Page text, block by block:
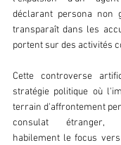
déclarant persona non
transparaît dans les
portent sur des activités
Cette controverse
stratégie politique où
terrain d'affrontement
consulat étranger,
habilement le focus